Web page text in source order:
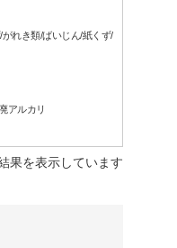
れき類/ばいじん/紙くず/
アルカリ
果を表示しています